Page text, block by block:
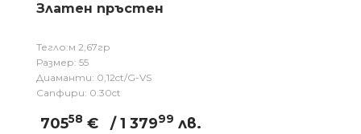
Златен пръстен
Тегло:м 2,67гр
Размер: 55
Диаманти: 0,12ct/G-VS
Сапфири: 0.30ct
70558 € / 1 37999 лв.